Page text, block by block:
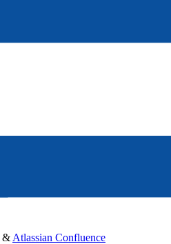
& Atlassian Confluence